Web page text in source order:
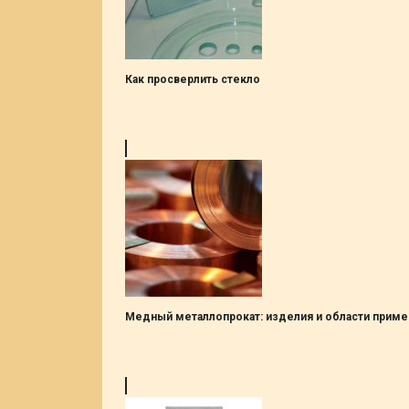
Как просверлить стекло
Медный металлопрокат: изделия и области